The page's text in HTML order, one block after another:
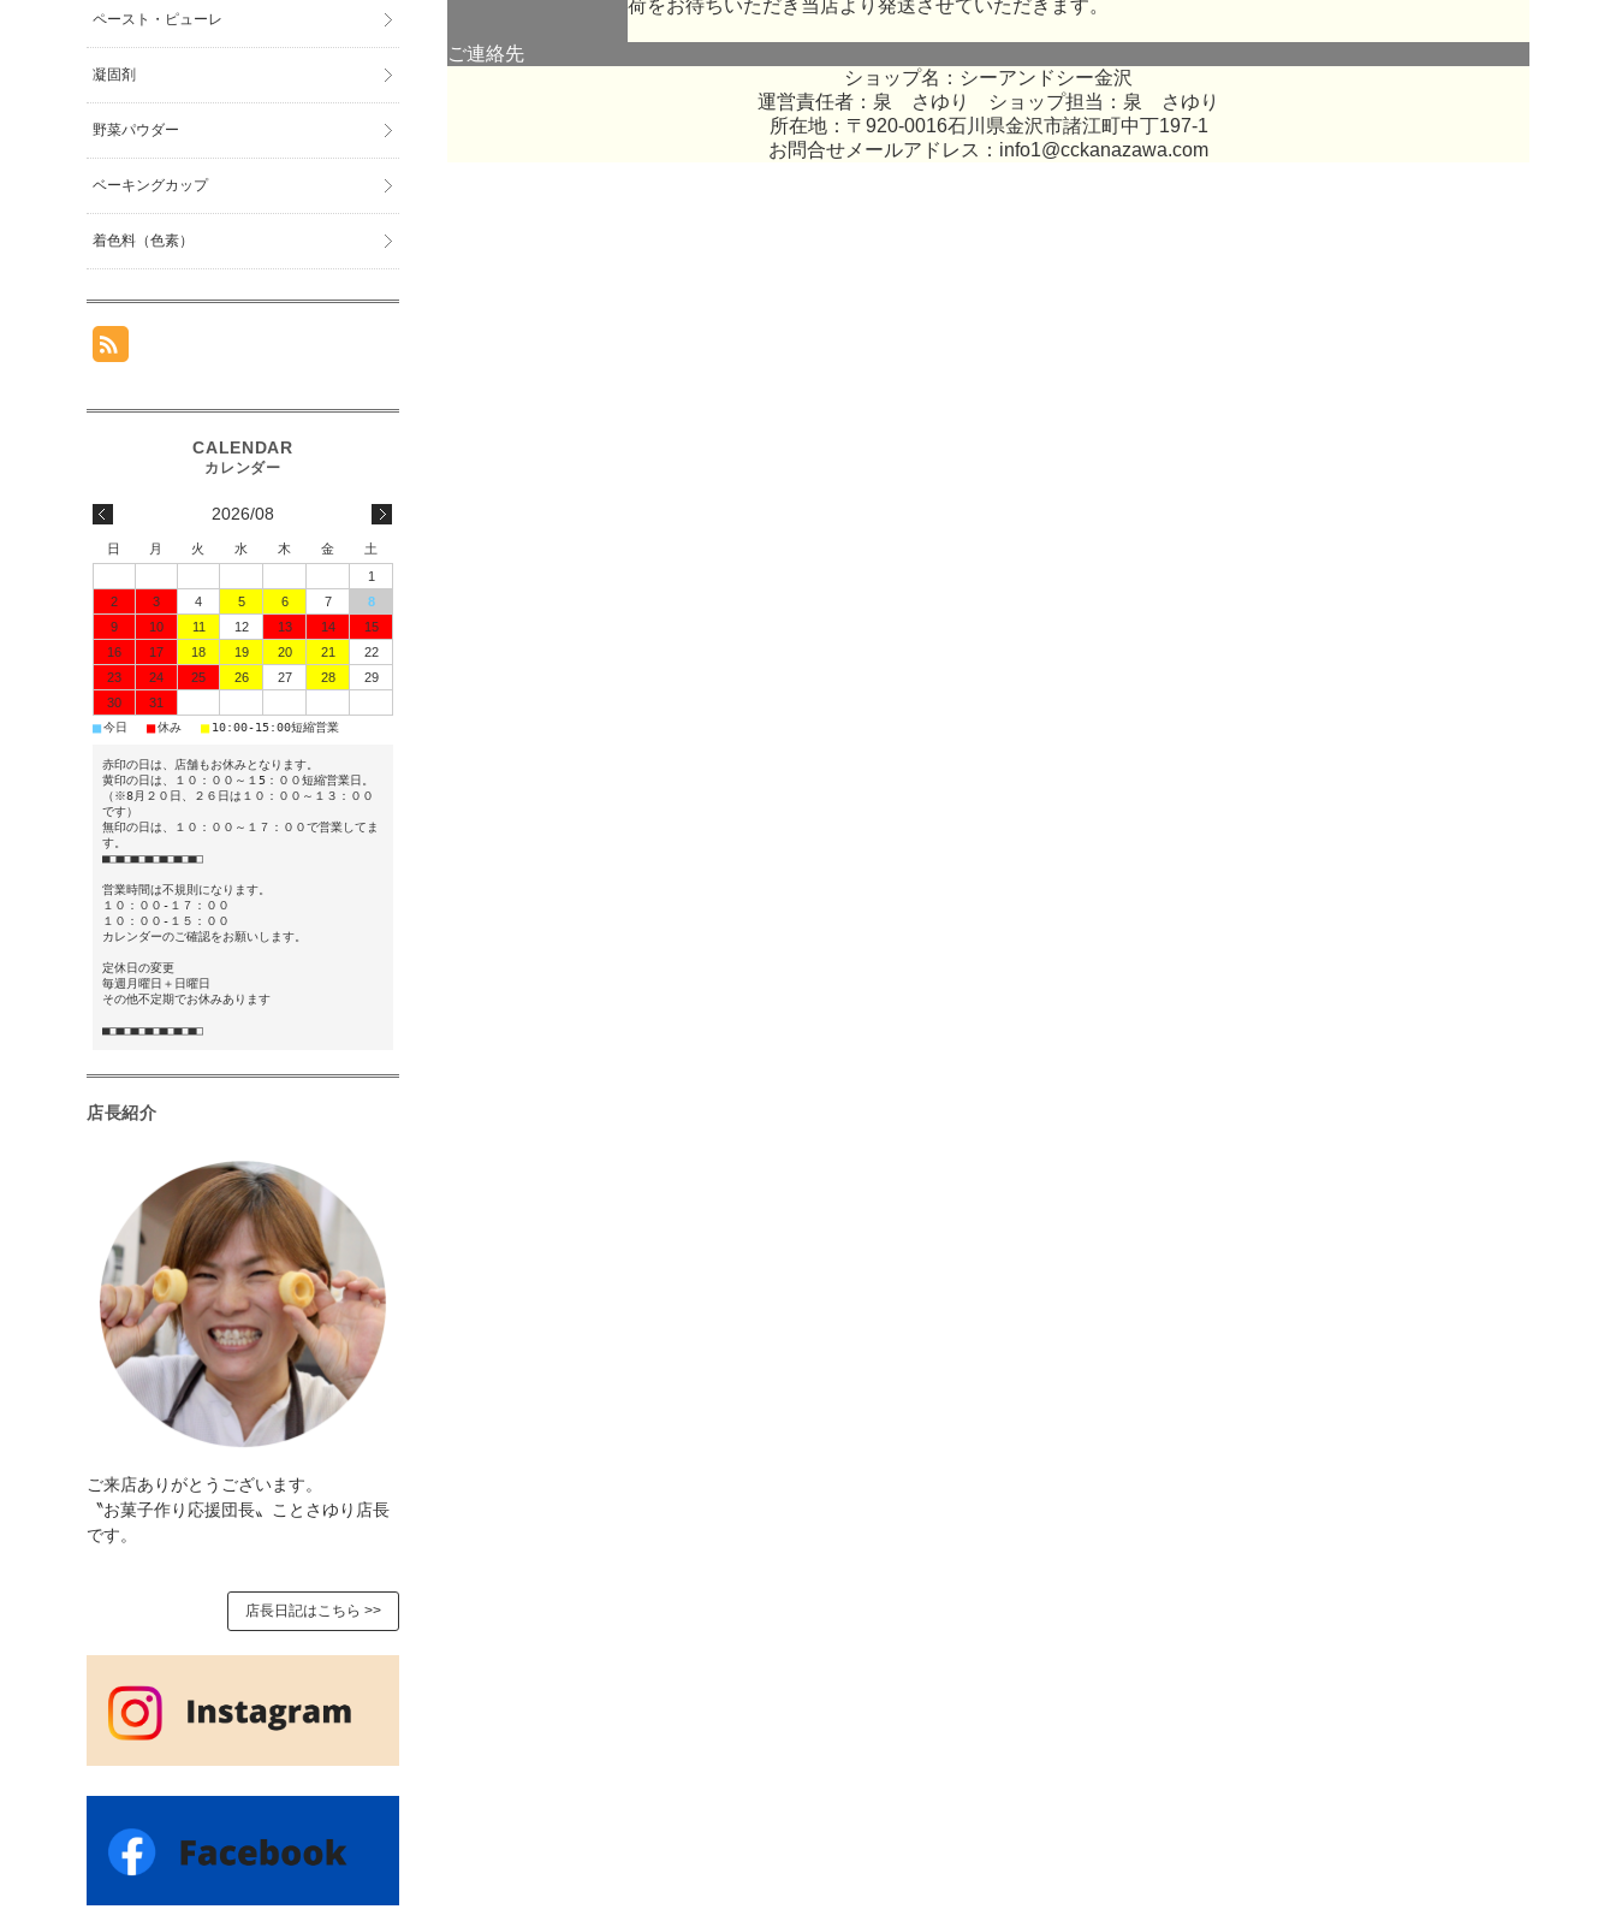
荷をお待ちいただき当店より発送させていただきます。
ご連絡先
ショップ名：シーアンドシー金沢
運営責任者：泉 さゆり ショップ担当：泉 さゆり
所在地：〒920-0016石川県金沢市諸江町中丁197-1
お問合せメールアドレス： info1@cckanazawa.com
ペースト・ピューレ
凝固剤
野菜パウダー
ベーキングカップ
着色料（色素）
2026/08
日 月 火 水 木 金
土
1
2
3 4 5 6 7
8
9
10 11 12 13 14
15
16
17 18 19 20 21
22
23
24 25 26 27 28
29
30
31
■今日 ■休み ■ 10:00-15:00短縮営業
赤印の日は、店舗もお休みとなります。
黄印の日は、１０：００～１5：００短縮営業日。
（※8月２０日、２６日は１０：００～１３：００
です）
無印の日は、１０：００～１７：００で営業してま
す。
■□■□■□■□■□■□■□
営業時間は不規則になります。
１０：００-１７：００
１０：００-１５：００
カレンダーのご確認をお願いします。
定休日の変更
毎週月曜日＋日曜日
その他不定期でお休みあります
■□■□■□■□■□■□■□
店長紹介
ご来店ありがとうございます。
〝お菓子作り応援団長〟ことさゆり店長
です。
店長日記はこちら >>